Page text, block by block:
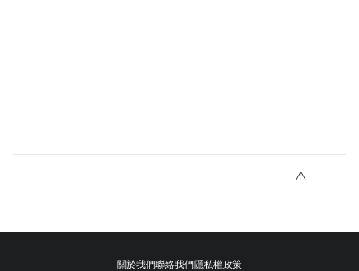
關於我們聯絡我們隱私權政策